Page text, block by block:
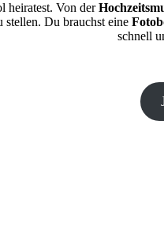
heiratest. Von der
Du brauchst eine
schnell